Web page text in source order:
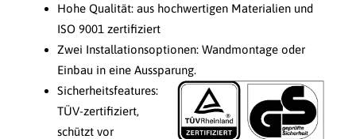
Hohe Qualität: aus hochwertigen Materialien und
ISO 9001 zertifiziert
Zwei Installationsoptionen: Wandmontage oder
Einbau in eine Aussparung.
Sicherheitsfeatures:
TÜV-zertifiziert,
schützt vor